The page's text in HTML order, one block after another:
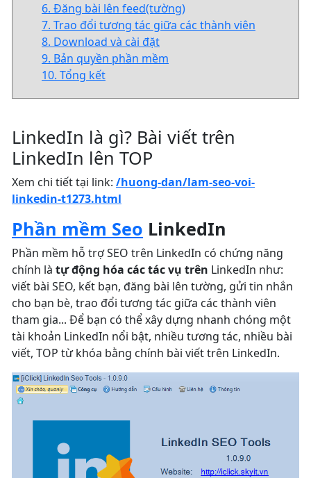
6. Đăng bài lên feed(tường)
7. Trao đổi tương tác giữa các thành viên
8. Download và cài đặt
9. Bản quyền phần mềm
10. Tổng kết
LinkedIn là gì? Bài viết trên
LinkedIn lên TOP
Xem chi tiết tại link: /huong-dan/lam-seo-voi-
linkedin-t1273.html
Phần mềm Seo LinkedIn
Phần mềm hỗ trợ SEO trên LinkedIn có chứng năng
chính là tự động hóa các tác vụ trên LinkedIn như:
viết bài SEO, kết bạn, đăng bài lên tường, gửi tin nhắn
cho bạn bè, trao đổi tương tác giữa các thành viên
tham gia... Để bạn có thể xây dựng nhanh chóng một
tài khoản LinkedIn nổi bật, nhiều tương tác, nhiều bài
viết, TOP từ khóa bằng chính bài viết trên LinkedIn.